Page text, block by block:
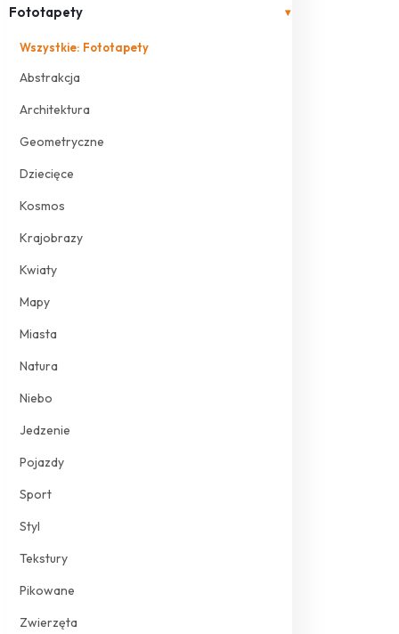
Fototapety ▾
Wszystkie: Fototapety
Abstrakcja
Architektura
Geometryczne
Dziecięce
Kosmos
Krajobrazy
Kwiaty
Mapy
Miasta
Natura
Niebo
Jedzenie
Pojazdy
Sport
Styl
Tekstury
Pikowane
Zwierzęta